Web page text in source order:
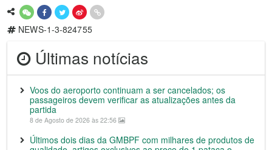
NEWS-1-3-824755
Últimas notícias
Voos do aeroporto continuam a ser cancelados; os
passageiros devem verificar as atualizações antes da
partida
8 de Agosto de 2026 às 22:56
Últimos dois dias da GMBPF com milhares de produtos de